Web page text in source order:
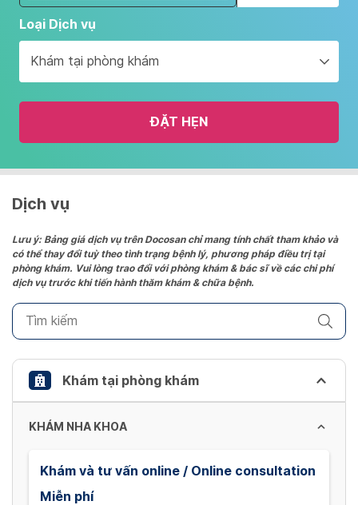
Navigate
forward
interact
with
the
and
date.
the
question
mark
to
keyboard
shortcuts
changing
Loại Dịch vụ
Khám tại phòng khám
ĐẶT HẸN
Dịch vụ
Lưu ý: Bảng giá dịch vụ trên Docosan chỉ mang tính chất tham khảo và
có thể thay đổi tuỳ theo tình trạng bệnh lý, phương pháp điều trị tại
phòng khám. Vui lòng trao đổi với phòng khám & bác sĩ về các chi phí
dịch vụ trước khi tiến hành thăm khám & chữa bệnh.
Khám tại phòng khám
KHÁM NHA KHOA
Khám và tư vấn online / Online consultation
Miễn phí